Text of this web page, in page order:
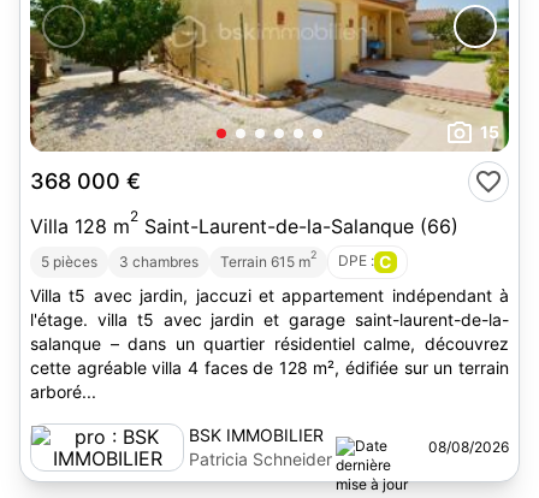
15
368 000 €
Villa 128 m2 Saint-Laurent-de-la-Salanque (66)
5 pièces 3 chambres Terrain 615 m2 DPE : C
Villa t5 avec jardin, jaccuzi et appartement indépendant à
l'étage. villa t5 avec jardin et garage saint-laurent-de-la-
salanque – dans un quartier résidentiel calme, découvrez
cette agréable villa 4 faces de 128 m², édifiée sur un terrain
arboré...
BSK IMMOBILIER
Patricia Schneider
08/08/2026